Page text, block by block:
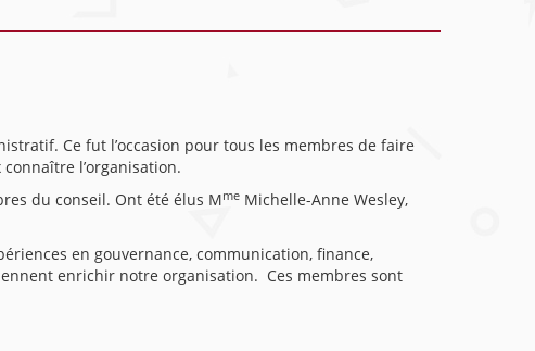
Ce fut l’occasion pour tous les membres de faire
l’organisation.
du conseil. Ont été élus Mme Michelle-Anne Wesley,
en gouvernance, communication, finance,
enrichir notre organisation. Ces membres sont